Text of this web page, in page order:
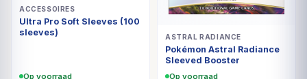
ACCESSOIRES
Ultra Pro Soft Sleeves (100
sleeves)
Op voorraad
ASTRAL RADIANCE
Pokémon Astral Radiance
Sleeved Booster
Op voorraad